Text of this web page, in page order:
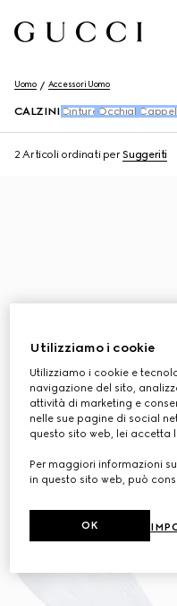
Uomo Accessori Uomo
CALZINI CintureOcchiali
2 Articoli ordinati perSuggeriti
Utilizziamo i cookie
Utilizziamo i cookie e
navigazione del sito,
attività di marketing e
nelle sue pagine di social
questo sito web, lei accetta
Per maggiori informazioni
in questo sito web, può
OK